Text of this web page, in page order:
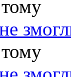
тому
тому